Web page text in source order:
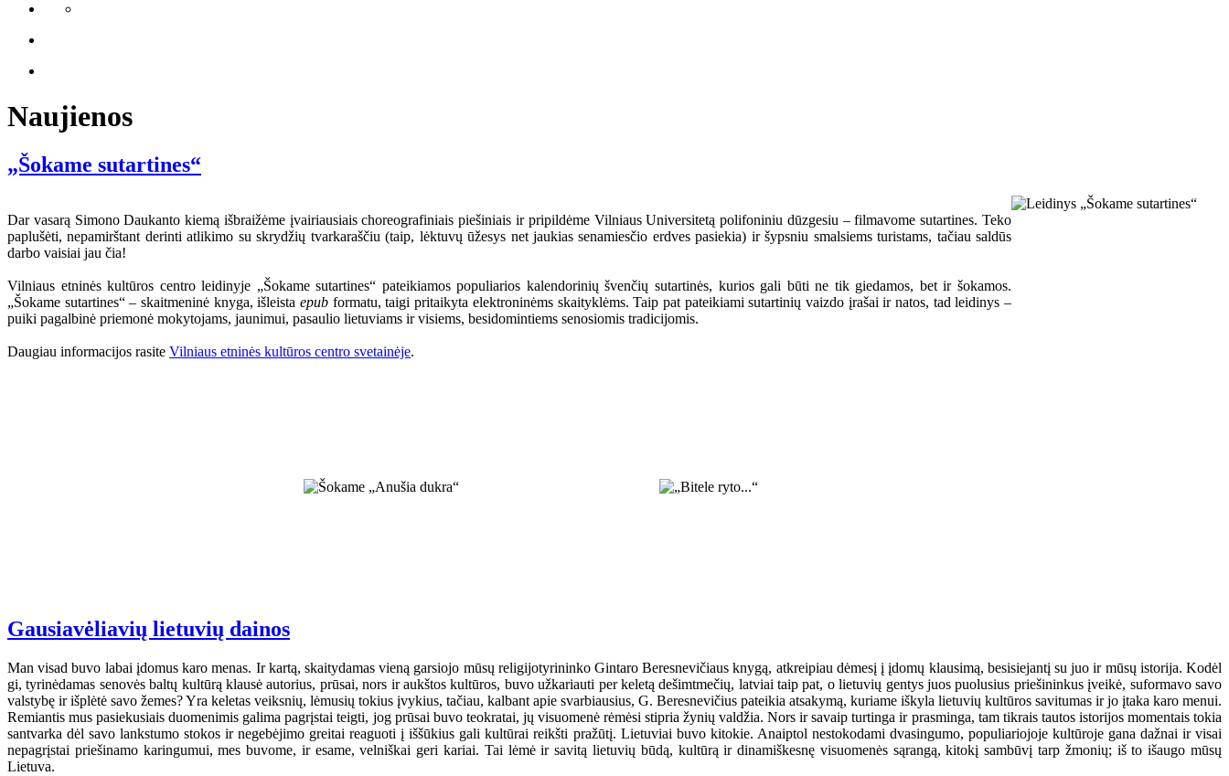
Naujienos
„Šokame sutartines“
Dar vasarą Simono Daukanto kiemą išbraižėme įvairiausiais choreografiniais piešiniais ir pripildėme Vilniaus Universitetą polifoniniu dūzgesiu – filmavome sutartines. Teko
paplušėti, nepamirštant derinti atlikimo su skrydžių tvarkaraščiu (taip, lėktuvų ūžesys net jaukias senamiesčio erdves pasiekia) ir šypsniu smalsiems turistams, tačiau saldūs
darbo vaisiai jau čia!
Vilniaus etninės kultūros centro leidinyje „Šokame sutartines“ pateikiamos populiarios kalendorinių švenčių sutartinės, kurios gali būti ne tik giedamos, bet ir šokamos.
„Šokame sutartines“ – skaitmeninė knyga, išleistaepub formatu, taigi pritaikyta elektroninėms skaityklėms. Taip pat pateikiami sutartinių vaizdo įrašai ir natos, tad leidinys –
puiki pagalbinė priemonė mokytojams, jaunimui, pasaulio lietuviams ir visiems, besidomintiems senosiomis tradicijomis.
Daugiau informacijos rasite Vilniaus etninės kultūros centro svetainėje.
Gausiavėliavių lietuvių dainos
Man visad buvo labai įdomus karo menas. Ir kartą, skaitydamas vieną garsiojo mūsų religijotyrininko Gintaro Beresnevičiaus knygą, atkreipiau dėmesį į įdomų klausimą, besisiejantį su juo ir mūsų istorija. Kodėl
gi, tyrinėdamas senovės baltų kultūrą klausė autorius, prūsai, nors ir aukštos kultūros, buvo užkariauti per keletą dešimtmečių, latviai taip pat, o lietuvių gentys juos puolusius priešininkus įveikė, suformavo savo
valstybę ir išplėtė savo žemes? Yra keletas veiksnių, lėmusių tokius įvykius, tačiau, kalbant apie svarbiausius, G. Beresnevičius pateikia atsakymą, kuriame iškyla lietuvių kultūros savitumas ir jo įtaka karo menui.
Remiantis mus pasiekusiais duomenimis galima pagrįstai teigti, jog prūsai buvo teokratai, jų visuomenė rėmėsi stipria žynių valdžia. Nors ir savaip turtinga ir prasminga, tam tikrais tautos istorijos momentais tokia
santvarka dėl savo lankstumo stokos ir negebėjimo greitai reaguoti į iššūkius gali kultūrai reikšti pražūtį. Lietuviai buvo kitokie. Anaiptol nestokodami dvasingumo, populiariojoje kultūroje gana dažnai ir visai
nepagrįstai priešinamo karingumui, mes buvome, ir esame, velniškai geri kariai. Tai lėmė ir savitą lietuvių būdą, kultūrą ir dinamiškesnę visuomenės sąrangą, kitokį sambūvį tarp žmonių; iš to išaugo mūsų
Lietuva.